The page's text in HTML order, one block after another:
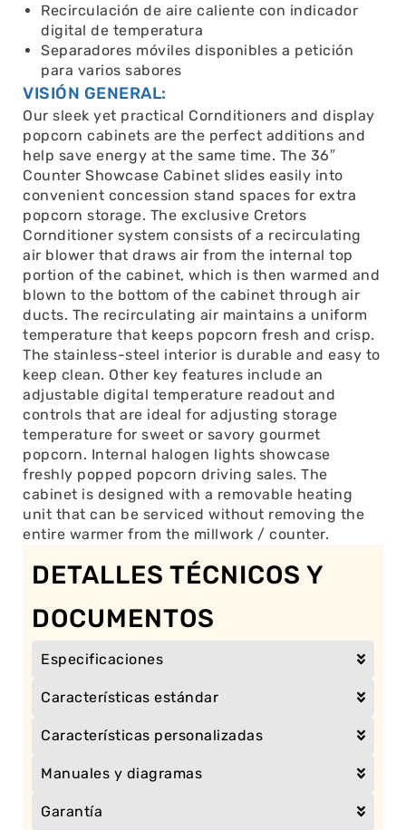
Recirculación de aire caliente con indicador
digital de temperatura
Separadores móviles disponibles a petición
para varios sabores
VISIÓN GENERAL:
Our sleek yet practical Cornditioners and display
popcorn cabinets are the perfect additions and
help save energy at the same time. The 36″
Counter Showcase Cabinet slides easily into
convenient concession stand spaces for extra
popcorn storage. The exclusive Cretors
Cornditioner system consists of a recirculating
air blower that draws air from the internal top
portion of the cabinet, which is then warmed and
blown to the bottom of the cabinet through air
ducts. The recirculating air maintains a uniform
temperature that keeps popcorn fresh and crisp.
The stainless-steel interior is durable and easy to
keep clean. Other key features include an
adjustable digital temperature readout and
controls that are ideal for adjusting storage
temperature for sweet or savory gourmet
popcorn. Internal halogen lights showcase
freshly popped popcorn driving sales. The
cabinet is designed with a removable heating
unit that can be serviced without removing the
entire warmer from the millwork / counter.
DETALLES TÉCNICOS Y
DOCUMENTOS
Especificaciones
Características estándar
Características personalizadas
Manuales y diagramas
Garantía